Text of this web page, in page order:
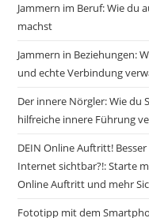
Jammern im Beruf: Wie du
machst
Jammern in Beziehungen:
und echte Verbindung
Der innere Nörgler: Wie
hilfreiche innere Führung
DEIN Online Auftritt!
Internet sichtbar?!: Starte
Online Auftritt und mehr
Fototipp mit dem